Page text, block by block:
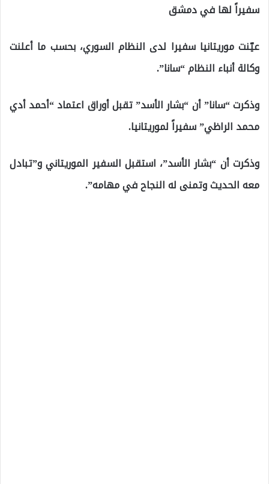
سفيراً لها في دمشق
عيّنت موريتانيا سفيرا لدى النظام السوري، بحسب ما أعلنت
وكالة أنباء النظام “سانا”.
وذكرت “سانا” أن “بشار الأسد” تقبل أوراق اعتماد “أحمد أدي
محمد الراظي” سفيراً لموريتانيا.
وذكرت أن “بشار الأسد”، استقبل السفير الموريتاني و”تبادل
معه الحديث وتمنى له النجاح في مهامه”.